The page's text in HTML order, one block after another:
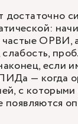
достаточно
ОРВИ,
если
— когда
с